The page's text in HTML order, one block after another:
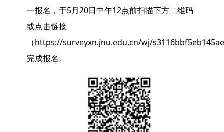
一报名，于5月20日中午12点前扫描下方二维码
或点击链接
（https://surveyxn.jnu.edu.cn/wj/
完成报名。